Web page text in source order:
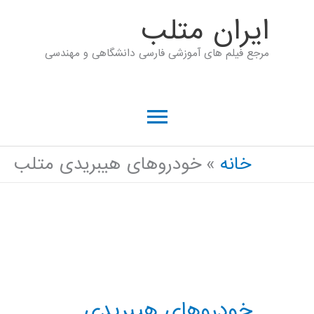
ايران متلب
مرجع فیلم های آموزشی فارسی دانشگاهی و مهندسی
فهرست
اصلی
خانه خودروهای هیبریدی متلب